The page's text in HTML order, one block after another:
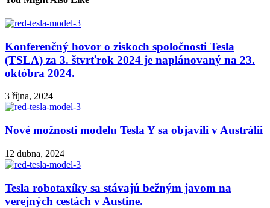
Konferenčný hovor o ziskoch spoločnosti Tesla
(TSLA) za 3. štvrťrok 2024 je naplánovaný na 23.
októbra 2024.
3 října, 2024
Nové možnosti modelu Tesla Y sa objavili v Austrálii
12 dubna, 2024
Tesla robotaxíky sa stávajú bežným javom na
verejných cestách v Austine.